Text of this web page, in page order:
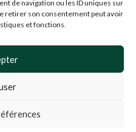
de navigation ou les ID uniques sur
retirer son consentement peut avoir
et fonctions.
Media 112